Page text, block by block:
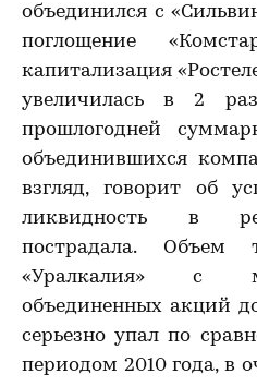
объединился с
поглощение
капитализация
увеличилась в 2
прошлогодней
объединившихся
взгляд, говорит об
ликвидность в
пострадала. Объем
«Уралкалия» с
объединенных акций
серьезно упал по
периодом 2010 года, в